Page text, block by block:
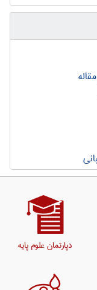
دپارتمان علوم پایه